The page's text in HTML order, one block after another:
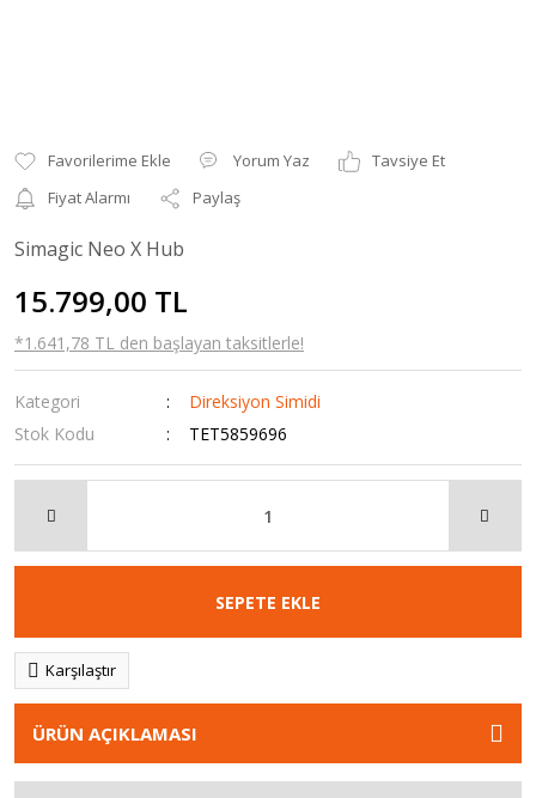
Yorum Yaz
Tavsiye Et
Fiyat Alarmı
Paylaş
Simagic Neo X Hub
15.799,00 TL
*1.641,78 TL den başlayan taksitlerle!
Kategori
Direksiyon Simidi
Stok Kodu
TET5859696
SEPETE EKLE
Karşılaştır
ÜRÜN AÇIKLAMASI